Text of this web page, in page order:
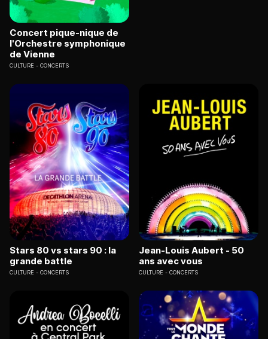
Concert pique-nique de
l'Orchestre symphonique
de Vienne
CULTURE CONCERTS
Stars 80 vs stars 90 : la
grande battle
CULTURE CONCERTS
Jean-Louis Aubert - 50
ans avec vous
CULTURE CONCERTS